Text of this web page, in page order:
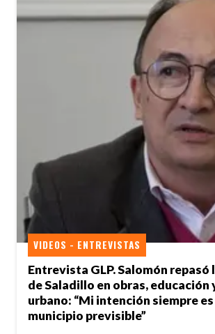
Entrevista GLP. Salomón repasó
de Saladillo en obras, educación
urbano: “Mi intención siempre
municipio previsible”
VIDEOS - ENTREVISTAS